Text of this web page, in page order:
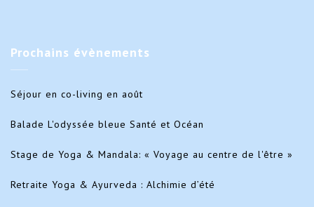
Prochains évènements
Séjour en co-living en août
Balade L'odyssée bleue Santé et Océan
Stage de Yoga & Mandala: « Voyage au centre de l'être »
Retraite Yoga & Ayurveda : Alchimie d’été